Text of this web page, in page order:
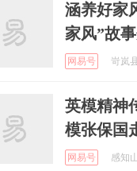
涵养好家
家风”故
网易号 岢岚
英模精神
模张保国
网易号 感知